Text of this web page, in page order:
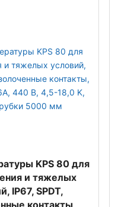
KPS 80 для
и тяжелых
IP67, SPDT,
контакты,